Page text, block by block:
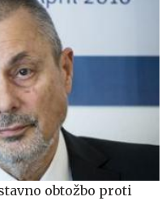
obtožbo proti